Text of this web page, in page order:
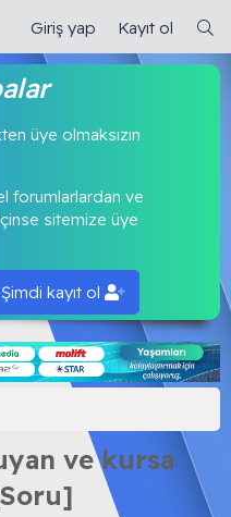
Giriş yap Kayıt ol
üye olmaksızın
forumlarlardan ve
sitemize üye
Şimdi kayıt ol
ve kursa